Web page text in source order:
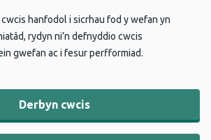
cwcis hanfodol i sicrhau fod y wefan yn
rydyn ni’n defnyddio cwcis
gwefan ac i fesur perfformiad.
Derbyn cwcis